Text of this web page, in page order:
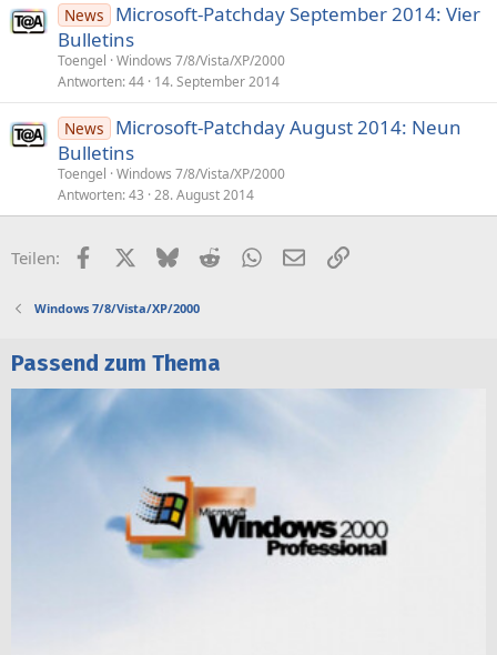
News
Microsoft-Patchday September 2014: Vier
Bulletins
Toengel Windows 7/8/Vista/XP/2000
Antworten 44 14. September 2014
News
Microsoft-Patchday August 2014: Neun
Bulletins
Toengel Windows 7/8/Vista/XP/2000
Antworten 43 28. August 2014
Teilen: FacebookX (Twitter)
BlueskyRedditWhatsApp
E-MailLink
Windows 7/8/Vista/XP/2000
Passend zum Thema